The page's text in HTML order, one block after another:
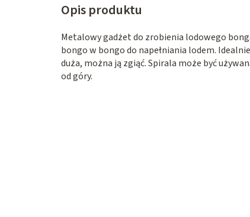
Metalowy gadżet do zrobienia lodowego
bongo w bongo do napełniania lodem.
duża, można ją zgiąć. Spirala może być
od góry.